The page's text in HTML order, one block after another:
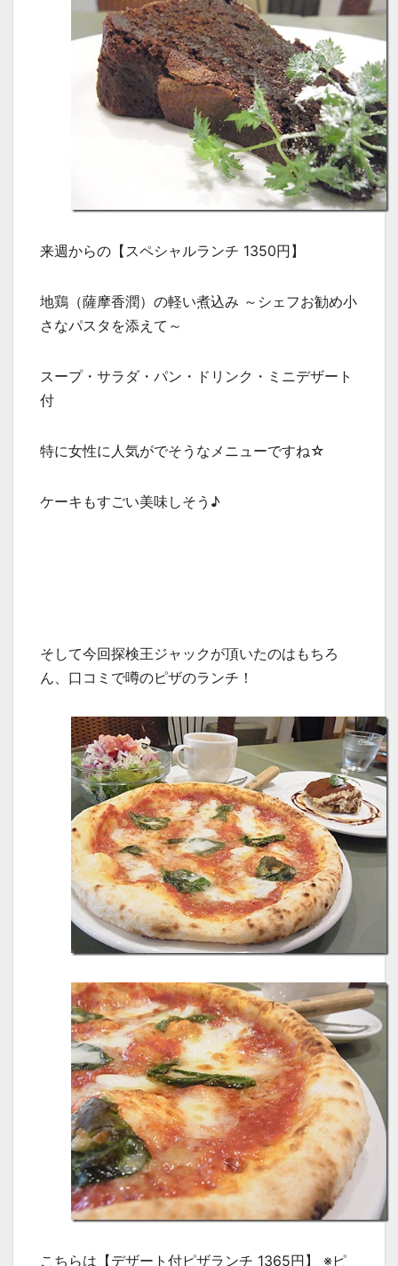
来週からの【スペシャルランチ 1350円】
地鶏（薩摩香潤）の軽い煮込み ～シェフお勧め小
さなパスタを添えて～
スープ・サラダ・パン・ドリンク・ミニデザート
付
特に女性に人気がでそうなメニューですね☆
ケーキもすごい美味しそう♪
そして今回探検王ジャックが頂いたのはもちろ
ん、口コミで噂のピザのランチ！
こちらは【デザート付ピザランチ 1365円】 ※ピ